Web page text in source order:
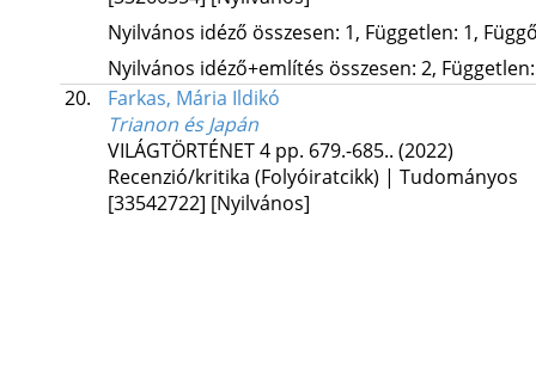
Nyilvános idéző összesen: 1, Független: 1,
Nyilvános idéző+említés összesen: 2,
20.
Farkas, Mária Ildikó
Trianon és Japán
VILÁGTÖRTÉNET4 pp. 679.-685.. (2022)
Recenzió/kritika (Folyóiratcikk) | Tudományos
[33542722] [Nyilvános]